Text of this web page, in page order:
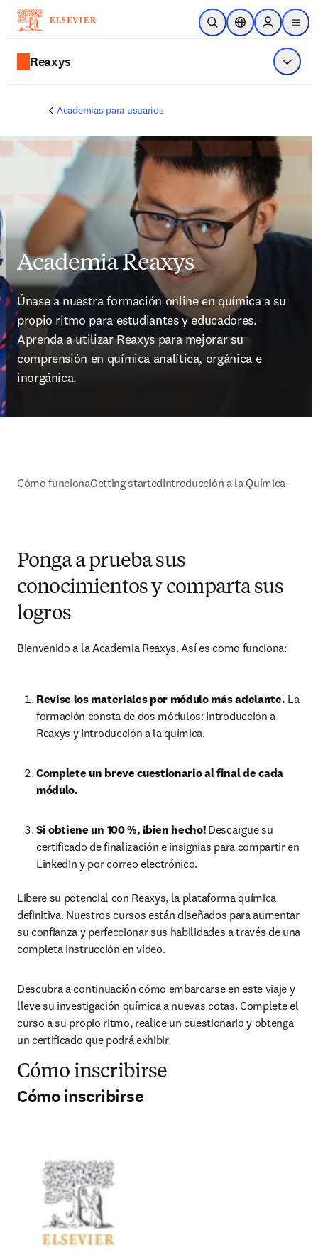
Saltar al contenido principal
Abrir búsqueda
Selector deSign in to
menu
Reaxys
Academias para usuarios
Academia Reaxys
Únase a nuestra formación online en química a su
propio ritmo para estudiantes y educadores.
Aprenda a utilizar Reaxys para mejorar su
comprensión en química analítica, orgánica e
inorgánica.
Cómo funcionaGetting startedIntroducción a la Química
Ponga a prueba sus
conocimientos y comparta sus
logros
Bienvenido a la Academia Reaxys. Así es como funciona:
Revise los materiales por módulo más adelante. La
formación consta de dos módulos: Introducción a
Reaxys y Introducción a la química.
Complete un breve cuestionario al final de cada
módulo.
Si obtiene un 100 %, ¡bien hecho! Descargue su
certificado de finalización e insignias para compartir en
LinkedIn y por correo electrónico.
Libere su potencial con Reaxys, la plataforma química
definitiva. Nuestros cursos están diseñados para aumentar
su confianza y perfeccionar sus habilidades a través de una
completa instrucción en vídeo.
Descubra a continuación cómo embarcarse en este viaje y
lleve su investigación química a nuevas cotas. Complete el
curso a su propio ritmo, realice un cuestionario y obtenga
un certificado que podrá exhibir.
Cómo inscribirse
Cómo inscribirse